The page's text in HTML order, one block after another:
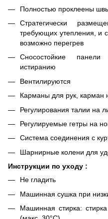
Полностью проклеены
Стратегически
требующих утепления, и
возможно перегрев
Сносостойкие
истиранию
Вентилируются
Карманы для рук, карман
Регулирования талии на
Регулируемые гетры на
Система соединения с
Шарнирные колени для
Инструкции по уходу :
Не гладить
Машинная сушка при
Машинная стирка: